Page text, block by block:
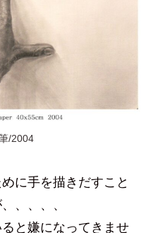
/2004
に手を描きだすこと
、、、、
と嫌になってきませ